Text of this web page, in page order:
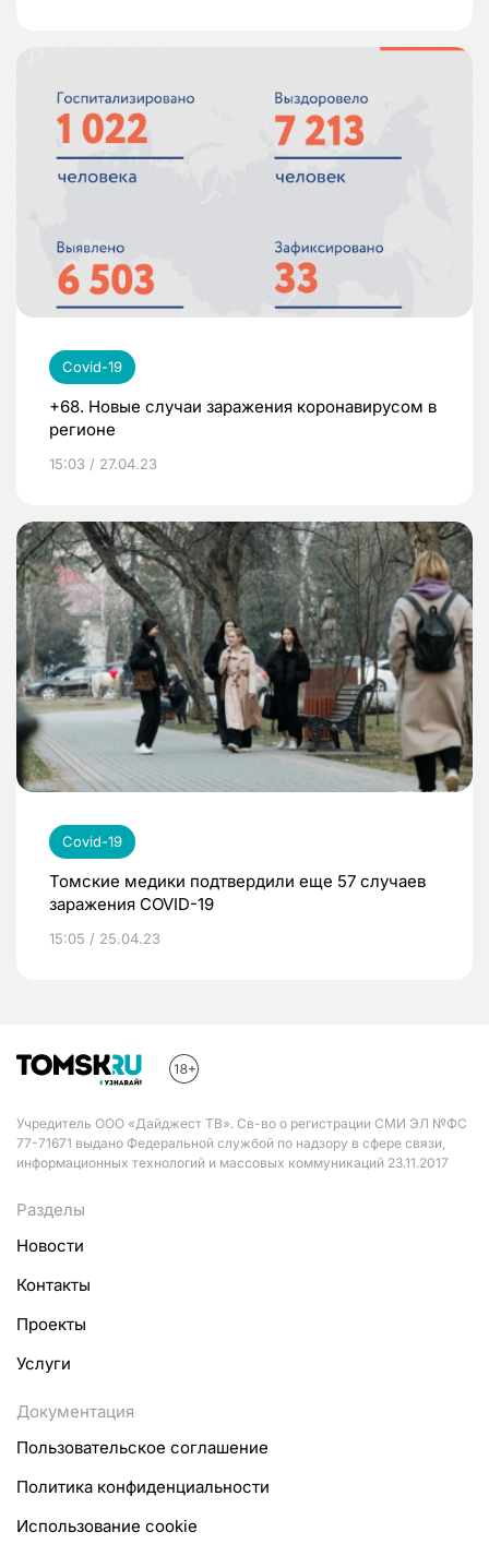
Covid-19
+68. Новые случаи заражения коронавирусом в
регионе
15:03 / 27.04.23
Covid-19
Томские медики подтвердили еще 57 случаев
заражения COVID-19
15:05 / 25.04.23
Учредитель ООО «Дайджест ТВ». Св-во о регистрации СМИ ЭЛ №ФС
77-71671 выдано Федеральной службой по надзору в сфере связи,
информационных технологий и массовых коммуникаций 23.11.2017
Разделы
Новости
Контакты
Проекты
Услуги
Документация
Пользовательское соглашение
Политика конфиденциальности
Использование cookie